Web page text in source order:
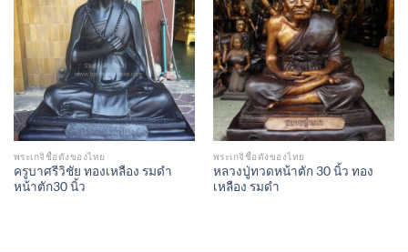
Add to
Wishlist
พระเกจิชื่อดังของไทย
ครูบาศรีวิชัย ทองเหลือง รมดำ
หน้าตัก30 นิ้ว
Add to
Wishlist
พระเกจิชื่อดังของไทย
หลวงปู่ทวดหน้าตัก 30 นิ้ว ทอง
เหลือง รมดำ